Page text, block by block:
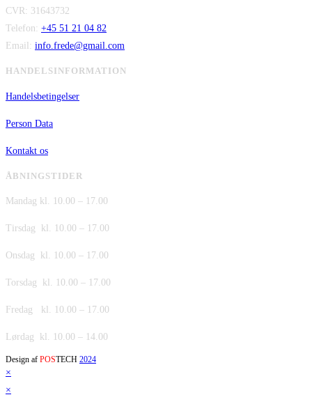
CVR: 31643732
Telefon: +45 51 21 04 82
Email: info.frede@gmail.com
HANDELSINFORMATION
Handelsbetingelser
Person Data
Kontakt os
ÅBNINGSTIDER
Mandag kl. 10.00 – 17.00
Tirsdag kl. 10.00 – 17.00
Onsdag kl. 10.00 – 17.00
Torsdag kl. 10.00 – 17.00
Fredag kl. 10.00 – 17.00
Lørdag kl. 10.00 – 14.00
Design af POSTECH 2024
×
×